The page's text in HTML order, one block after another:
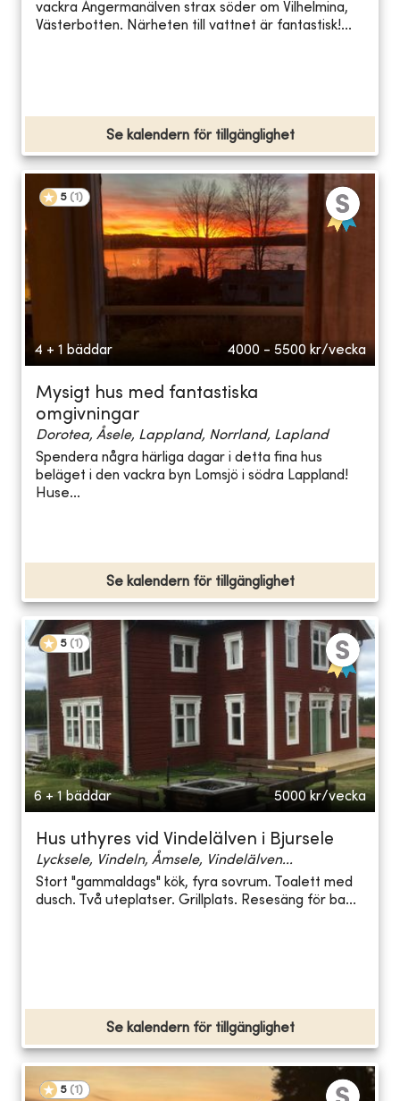
vackra Ångermanälven strax söder om Vilhelmina,
Västerbotten. Närheten till vattnet är fantastisk!...
Se kalendern för tillgänglighet
5 (1 )
4 + 1 bäddar 4000 - 5500 kr/vecka
Mysigt hus med fantastiska
omgivningar
Dorotea, Åsele, Lappland, Norrland, Lapland
Spendera några härliga dagar i detta fina hus
beläget i den vackra byn Lomsjö i södra Lappland!
Huse...
Se kalendern för tillgänglighet
5 (1 )
6 + 1 bäddar 5000 kr/vecka
Hus uthyres vid Vindelälven i Bjursele
Lycksele, Vindeln, Åmsele, Vindelälven...
Stort "gammaldags" kök, fyra sovrum. Toalett med
dusch. Två uteplatser. Grillplats. Resesäng för ba...
Se kalendern för tillgänglighet
5 (1 )